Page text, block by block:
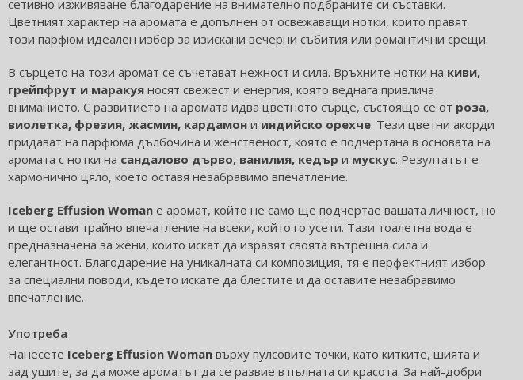
сетивно изживяване благодарение на внимателно подбраните си съставки.
Цветният характер на аромата е допълнен от освежаващи нотки, които правят
този парфюм идеален избор за изискани вечерни събития или романтични срещи.
В сърцето на този аромат се съчетават нежност и сила. Връхните нотки на киви,
грейпфрут и маракуя носят свежест и енергия, която веднага привлича
вниманието. С развитието на аромата идва цветното сърце, състоящо се от роза,
виолетка, фрезия, жасмин, кардамон и индийско орехче. Тези цветни акорди
придават на парфюма дълбочина и женственост, която е подчертана в основата на
аромата с нотки на сандалово дърво, ванилия, кедър и мускус. Резултатът е
хармонично цяло, което оставя незабравимо впечатление.
Iceberg Effusion Woman е аромат, който не само ще подчертае вашата личност, но
и ще остави трайно впечатление на всеки, който го усети. Тази тоалетна вода е
предназначена за жени, които искат да изразят своята вътрешна сила и
елегантност. Благодарение на уникалната си композиция, тя е перфектният избор
за специални поводи, където искате да блестите и да оставите незабравимо
впечатление.
Употреба
Нанесете Iceberg Effusion Woman върху пулсовите точки, като китките, шията и
зад ушите, за да може ароматът да се развие в пълната си красота. За най-добри